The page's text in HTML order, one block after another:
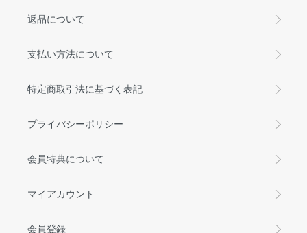
返品について
支払い方法について
特定商取引法に基づく表記
プライバシーポリシー
会員特典について
マイアカウント
会員登録